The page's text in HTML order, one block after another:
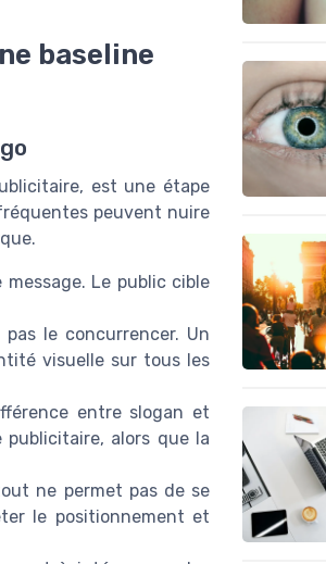
baseline
est une étape
peuvent nuire
Le public cible
le concurrencer. Un
visuelle sur tous les
entre slogan et
publicitaire, alors que la
ne permet pas de se
le positionnement et